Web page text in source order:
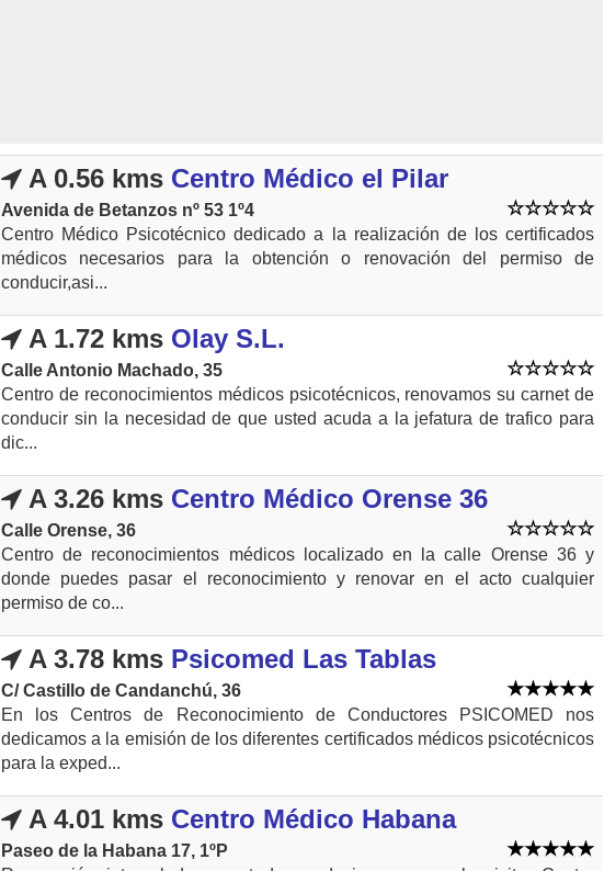
A 0.56 kms Centro Médico el Pilar
Avenida de Betanzos nº 53 1º4
Centro Médico Psicotécnico dedicado a la realización de los certificados
médicos necesarios para la obtención o renovación del permiso de
conducir,asi...
A 1.72 kms Olay S.L.
Calle Antonio Machado, 35
Centro de reconocimientos médicos psicotécnicos, renovamos su carnet de
conducir sin la necesidad de que usted acuda a la jefatura de trafico para
dic...
A 3.26 kms Centro Médico Orense 36
Calle Orense, 36
Centro de reconocimientos médicos localizado en la calle Orense 36 y
donde puedes pasar el reconocimiento y renovar en el acto cualquier
permiso de co...
A 3.78 kms Psicomed Las Tablas
C/ Castillo de Candanchú, 36
En los Centros de Reconocimiento de Conductores PSICOMED nos
dedicamos a la emisión de los diferentes certificados médicos psicotécnicos
para la exped...
A 4.01 kms Centro Médico Habana
Paseo de la Habana 17, 1ºP